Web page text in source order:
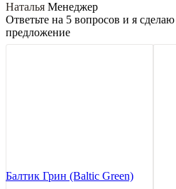
Наталья Менеджер
Ответьте на 5 вопросов и я
предложение
Балтик Грин (Baltic Green)